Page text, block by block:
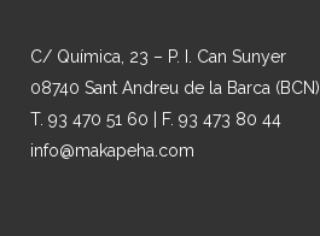
C/ Química, 23 – P. I. Can Sunyer
08740 Sant Andreu de la Barca (BCN)
T. 93 470 51 60 | F. 93 473 80 44
info@makapeha.com